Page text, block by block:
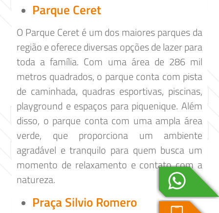
Parque Ceret
O Parque Ceret é um dos maiores parques da
região e oferece diversas opções de lazer para
toda a família. Com uma área de 286 mil
metros quadrados, o parque conta com pista
de caminhada, quadras esportivas, piscinas,
playground e espaços para piquenique. Além
disso, o parque conta com uma ampla área
verde, que proporciona um ambiente
agradável e tranquilo para quem busca um
momento de relaxamento e contato com a
natureza.
Praça Silvio Romero